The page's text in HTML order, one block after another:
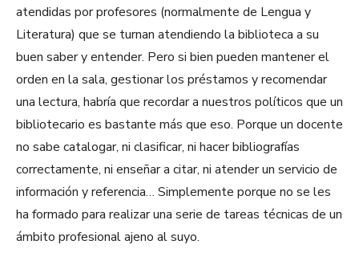
atendidas por profesores (normalmente de Lengua y
Literatura) que se turnan atendiendo la biblioteca a su
buen saber y entender. Pero si bien pueden mantener el
orden en la sala, gestionar los préstamos y recomendar
una lectura, habría que recordar a nuestros políticos que un
bibliotecario es bastante más que eso. Porque un docente
no sabe catalogar, ni clasificar, ni hacer bibliografías
correctamente, ni enseñar a citar, ni atender un servicio de
información y referencia… Simplemente porque no se les
ha formado para realizar una serie de tareas técnicas de un
ámbito profesional ajeno al suyo.